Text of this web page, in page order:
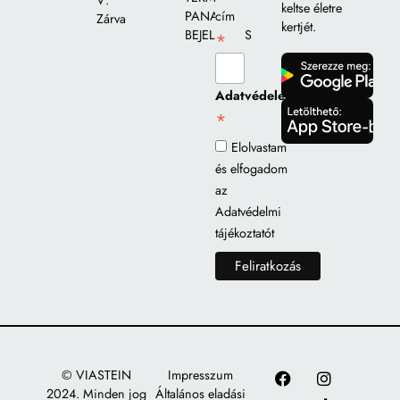
Zárva
PANASZ
BEJELENTÉS
cím
*
Adatvédelem
*
Elolvastam
és elfogadom
az
Adatvédelmi
tájékoztatót
keltse életre
kertjét.
gomb
gomb
© VIASTEIN
2024. Minden jog
Impresszum
Általános eladási